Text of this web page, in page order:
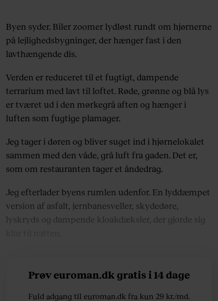
Byen syder. Biler zoomer lydløst rundt om hjørnerne
på lejlighedsbygninger, der hænger fast i den
lavthængende dis.
Verden er reduceret til et fugtigt, dampende
terrarium med lavt til loftet. Røde, grønne og blå lys
er tværet ud i den mørkegrå aften og hænger i
luften som fugtige plamager.
Jeg tager i døren og bliver suget ind i hjørnelokalet
sammen med den våde, grå luft fra gaden. Det er,
som om restauranten tager et åndedrag.
Jeg efterlader byens rumlen udenfor. En lyddæmpet
version af asfalt, jernbanesveller, skydedøre,
lyskryds og dampende kloakdæksler, der gjorde sig
Prøv euroman.dk gratis i 14 dage
Fuld adgang til euroman.dk fra kun 29 kr./md.